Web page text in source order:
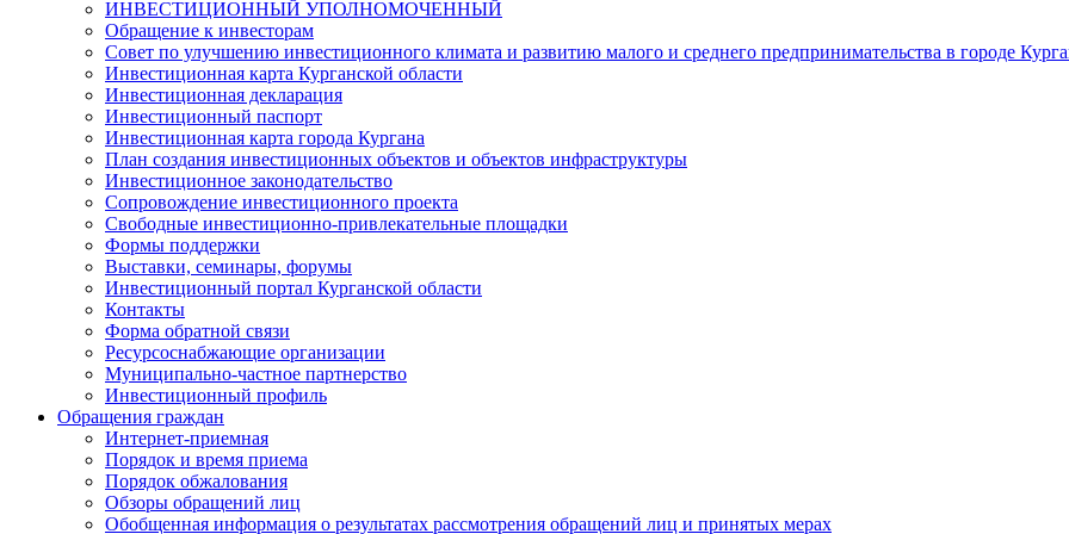
ИНВЕСТИЦИОННЫЙ УПОЛНОМОЧЕННЫЙ
Обращение к инвесторам
Совет по улучшению инвестиционного климата и развитию малого и среднего предпринимательства в городе
Инвестиционная карта Курганской области
Инвестиционная декларация
Инвестиционный паспорт
Инвестиционная карта города Кургана
План создания инвестиционных объектов и объектов инфраструктуры
Инвестиционное законодательство
Сопровождение инвестиционного проекта
Свободные инвестиционно-привлекательные площадки
Формы поддержки
Выставки, семинары, форумы
Инвестиционный портал Курганской области
Контакты
Форма обратной связи
Ресурсоснабжающие организации
Муниципально-частное партнерство
Инвестиционный профиль
Обращения граждан
Интернет-приемная
Порядок и время приема
Порядок обжалования
Обзоры обращений лиц
Обобщенная информация о результатах рассмотрения обращений лиц и принятых мерах